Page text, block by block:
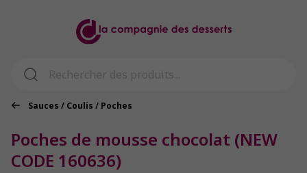
Sauces / Coulis / Poches
Poches de mousse chocolat (NEW
CODE 160636)